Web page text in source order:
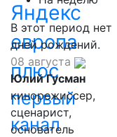
Яндекс
европа
плюс
первый
канал
В этот период нет
дней рождений.
08 августа
Юлий Гусман
кинорежиссер,
сценарист,
основатель